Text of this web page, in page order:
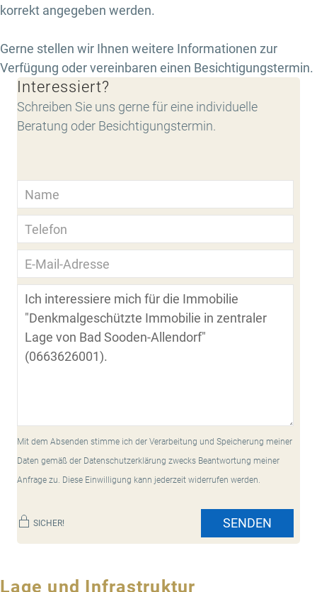
korrekt angegeben werden.
Gerne stellen wir Ihnen weitere Informationen zur
Verfügung oder vereinbaren einen Besichtigungstermin.
Interessiert?
Schreiben Sie uns gerne für eine individuelle
Beratung oder Besichtigungstermin.
Mit dem Absenden stimme ich der Verarbeitung und Speicherung meiner
Daten gemäß der Datenschutzerklärung zwecks Beantwortung meiner
Anfrage zu. Diese Einwilligung kann jederzeit widerrufen werden.
SICHER! SENDEN
Lage und Infrastruktur